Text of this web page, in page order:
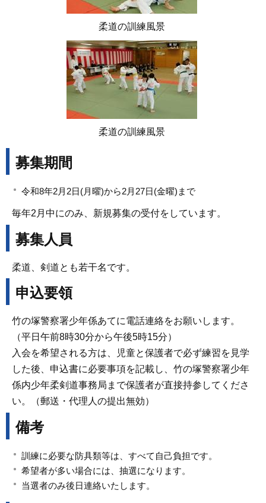
柔道の訓練風景
柔道の訓練風景
募集期間
令和8年2月2日(月曜)から2月27日(金曜)まで
毎年2月中にのみ、新規募集の受付をしています。
募集人員
柔道、剣道とも若干名です。
申込要領
竹の塚警察署少年係あてに電話連絡をお願いします。
（平日午前8時30分から午後5時15分）
入会を希望される方は、児童と保護者で必ず練習を見学
した後、申込書に必要事項を記載し、竹の塚警察署少年
係内少年柔剣道事務局まで保護者が直接持参してくださ
い。（郵送・代理人の提出無効）
備考
訓練に必要な防具類等は、すべて自己負担です。
希望者が多い場合には、抽選になります。
当選者のみ後日連絡いたします。